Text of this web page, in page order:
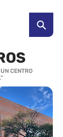
CENTRO